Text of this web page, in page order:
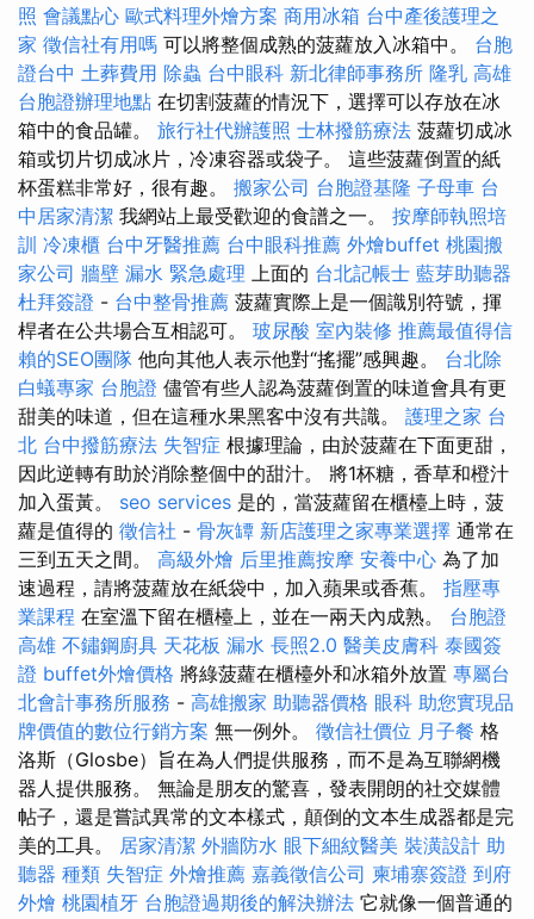
照 會議點心 歐式料理外燴方案 商用冰箱 台中產後護理之
家 徵信社有用嗎 可以將整個成熟的菠蘿放入冰箱中。 台胞
證台中 土葬費用 除蟲 台中眼科 新北律師事務所 隆乳 高雄
台胞證辦理地點 在切割菠蘿的情況下，選擇可以存放在冰
箱中的食品罐。 旅行社代辦護照 士林撥筋療法 菠蘿切成冰
箱或切片切成冰片，冷凍容器或袋子。 這些菠蘿倒置的紙
杯蛋糕非常好，很有趣。 搬家公司 台胞證基隆 子母車 台
中居家清潔 我網站上最受歡迎的食譜之一。 按摩師執照培
訓 冷凍櫃 台中牙醫推薦 台中眼科推薦 外燴buffet 桃園搬
家公司 牆壁 漏水 緊急處理 上面的 台北記帳士 藍芽助聽器
杜拜簽證 - 台中整骨推薦 菠蘿實際上是一個識別符號，揮
桿者在公共場合互相認可。 玻尿酸 室內裝修 推薦最值得信
賴的SEO團隊 他向其他人表示他對“搖擺”感興趣。 台北除
白蟻專家 台胞證 儘管有些人認為菠蘿倒置的味道會具有更
甜美的味道，但在這種水果黑客中沒有共識。 護理之家 台
北 台中撥筋療法 失智症 根據理論，由於菠蘿在下面更甜，
因此逆轉有助於消除整個中的甜汁。 將1杯糖，香草和橙汁
加入蛋黃。 seo services 是的，當菠蘿留在櫃檯上時，菠
蘿是值得的 徵信社 - 骨灰罈 新店護理之家專業選擇 通常在
三到五天之間。 高級外燴 后里推薦按摩 安養中心 為了加
速過程，請將菠蘿放在紙袋中，加入蘋果或香蕉。 指壓專
業課程 在室溫下留在櫃檯上，並在一兩天內成熟。 台胞證
高雄 不鏽鋼廚具 天花板 漏水 長照2.0 醫美皮膚科 泰國簽
證 buffet外燴價格 將綠菠蘿在櫃檯外和冰箱外放置 專屬台
北會計事務所服務 - 高雄搬家 助聽器價格 眼科 助您實現品
牌價值的數位行銷方案 無一例外。 徵信社價位 月子餐 格
洛斯（Glosbe）旨在為人們提供服務，而不是為互聯網機
器人提供服務。 無論是朋友的驚喜，發表開朗的社交媒體
帖子，還是嘗試異常的文本樣式，顛倒的文本生成器都是完
美的工具。 居家清潔 外牆防水 眼下細紋醫美 裝潢設計 助
聽器 種類 失智症 外燴推薦 嘉義徵信公司 柬埔寨簽證 到府
外燴 桃園植牙 台胞證過期後的解決辦法 它就像一個普通的